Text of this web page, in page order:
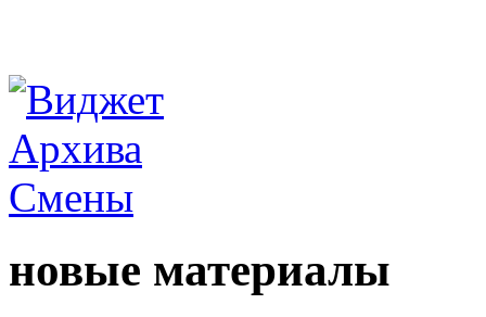
новые материалы